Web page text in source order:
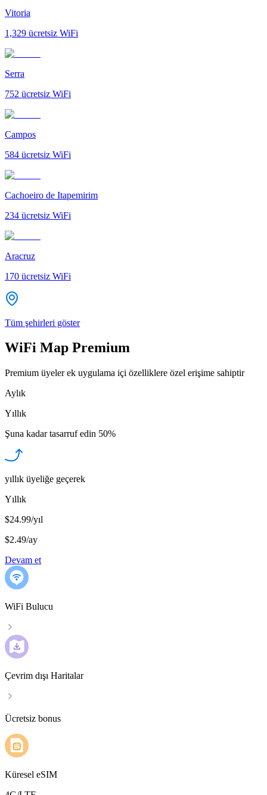
Vitoria
1,329 ücretsiz WiFi
Serra
752 ücretsiz WiFi
Campos
584 ücretsiz WiFi
Cachoeiro de Itapemirim
234 ücretsiz WiFi
Aracruz
170 ücretsiz WiFi
Tüm şehirleri göster
WiFi Map Premium
Premium üyeler ek uygulama içi özelliklere özel erişime sahiptir
Aylık
Yıllık
Şuna kadar tasarruf edin 50%
yıllık üyeliğe geçerek
Yıllık
$24.99/yıl
$2.49/ay
Devam et
WiFi Bulucu
Çevrim dışı Haritalar
Ücretsiz bonus
Küresel eSIM